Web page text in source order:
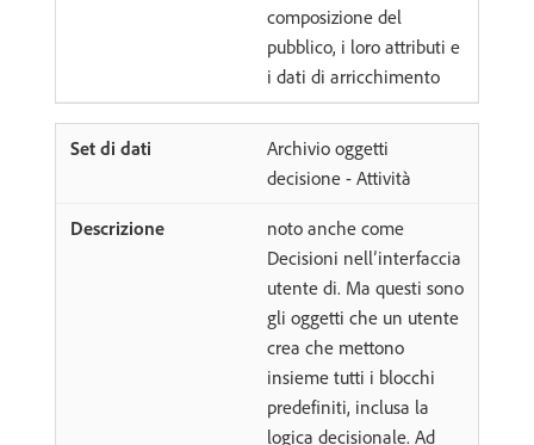
composizione del
pubblico, i loro attributi e
i dati di arricchimento
Archivio oggetti
decisione - Attività
noto anche come
Decisioni nell’interfaccia
utente di. Ma questi sono
gli oggetti che un utente
crea che mettono
insieme tutti i blocchi
predefiniti, inclusa la
logica decisionale. Ad